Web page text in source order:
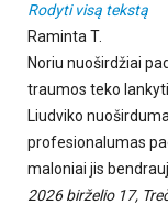
Rodyti visą tekstą
Raminta T.
Noriu nuoširdžiai
traumos teko
Liudviko
profesionalumas
maloniai jis
2026 birželio 17,